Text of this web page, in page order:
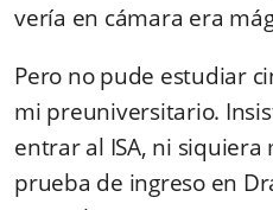
vería en cámara era
Pero no pude estudiar
mi preuniversitario.
entrar al ISA, ni
prueba de ingreso en